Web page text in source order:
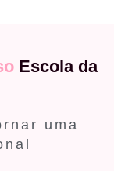
Escola da
uma